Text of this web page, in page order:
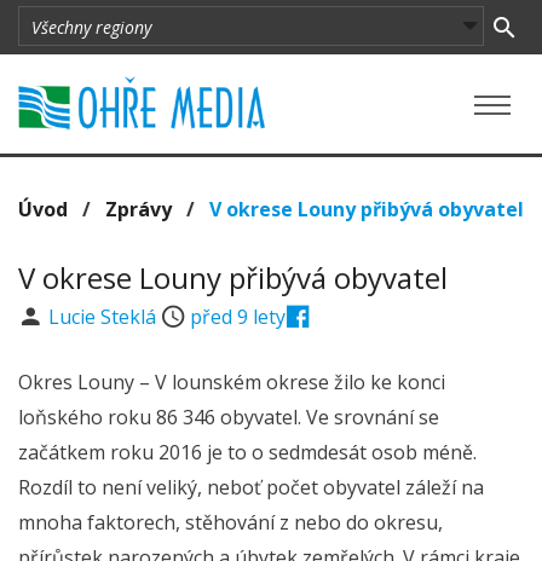
Úvod / Zprávy/ V okrese Louny přibývá obyvatel
V okrese Louny přibývá obyvatel
Lucie Steklá před 9 lety
Okres Louny – V lounském okrese žilo ke konci
loňského roku 86 346 obyvatel. Ve srovnání se
začátkem roku 2016 je to o sedmdesát osob méně.
Rozdíl to není veliký, neboť počet obyvatel záleží na
mnoha faktorech, stěhování z nebo do okresu,